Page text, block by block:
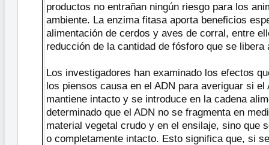
productos no entrañan ningún riesgo para los
ambiente. La enzima fitasa aporta beneficios
alimentación de cerdos y aves de corral, entre
reducción de la cantidad de fósforo que se libera
Los investigadores han examinado los efectos
los piensos causa en el ADN para averiguar si el
mantiene intacto y se introduce en la cadena
determinado que el ADN no se fragmenta en
material vegetal crudo y en el ensilaje, sino que
o completamente intacto. Esto significa que, si